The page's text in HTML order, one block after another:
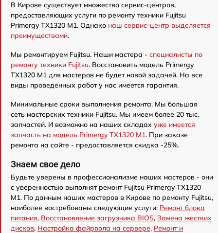
В Кирове существует множество сервис-центров,
предоставляющих услуги по ремонту техники Fujitsu
Primergy TX1320 M1. Однако наш сервис-центр выделяется
преимуществами.
Мы ремонтируем Fujitsu. Наши мастера - специалисты по
ремонту техники Fujitsu. Восстановить модель Primergy
TX1320 M1 для мастеров не будет новой задачей. На все
виды проведенных работ у нас имеется гарантия.
Минимальные сроки выполнения ремонта. Мы большая
сеть мастерских техники Fujitsu. Мы имеем более 20 тыс.
запчастей. И возможно на наших складах уже имеется
запчасть на модель Primergy TX1320 M1. При заказе
ремонта на сайте - предоставляется скидка -25%.
Знаем свое дело
Будьте уверены в профессионализме наших мастеров - они
с уверенностью выполнят ремонт Fujitsu Primergy TX1320
M1. По данным наших мастеров в Кирове по ремонту Fujitsu,
наиболее востребованы следующие услуги: Ремонт блока
питания, Восстановление загрузчика BIOS, Замена жестких
дисков, Настройка файрвола на сервере, Ремонт и